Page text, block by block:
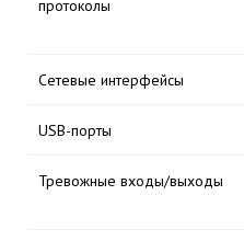
протоколы
Сетевые интерфейсы
USB-порты
Тревожные входы/выходы